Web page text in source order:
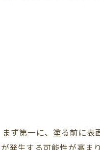
ず第一に、塗る前に
発生する可能性が高ま